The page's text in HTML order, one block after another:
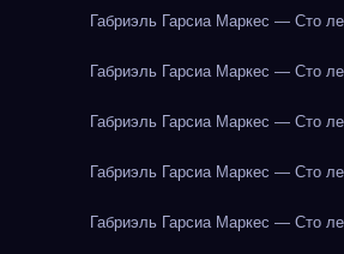
Габриэль Гарсиа Маркес — Сто
Габриэль Гарсиа Маркес — Сто
Габриэль Гарсиа Маркес — Сто
Габриэль Гарсиа Маркес — Сто
Габриэль Гарсиа Маркес — Сто